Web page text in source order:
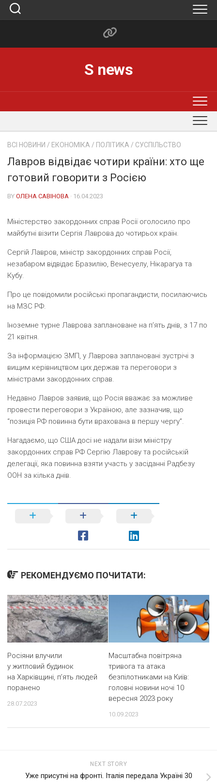
Skip
S news
ВСІ НОВИНИ / ЕКОНОМІКА / ПОЛІТИКА / СУСПІЛЬСТВО
Лавров відвідає чотири країни: хто ще
готовий говорити з Росією
BY ОЛЕНА САВІНОВА · 16.04.2023
Міністерство закордонних справ Росії оголосило про
майбутні візити Сергія Лаврова до чотирьох країн.
Сергій Лавров, міністр закордонних справ Росії,
незабаром відвідає Бразилію, Венесуелу, Нікарагуа та
Кубу.
Про це повідомили російські пропагандисти, посилаючись
на МЗС РФ.
Іноземне турне Лаврова заплановане на п’ять днів, з 17 по
21 квітня.
За інформацією ЗМП, у Лаврова заплановані зустрічі з
вищим керівництвом цих держав та переговори з
міністрами закордонних справ.
Недавно Лавров заявив, що Росія вважає за можливе
провести переговори з Україною, але зазначив, що
“позиція РФ повинна бути врахована в першу чергу”.
Нагадаємо, що США досі не надали візи міністру
закордонних справ РФ Сергію Лаврову та російській
делегації, яка повинна взяти участь у засіданні Радбезу
ООН за кілька днів.
РЕКОМЕНДУЄМО ПОЧИТАТИ:
Росіяни влучили
у житловий будинок
на Харківщині, п’ять людей
поранено
28.07.2023
Масштабна повітряна
тривога та атака
безпілотниками на Київ:
головні новини ночі 10
вересня 2023 року
10.09.2023
NEXT STORY
Уже присутні на фронті. Італія передала Україні 30